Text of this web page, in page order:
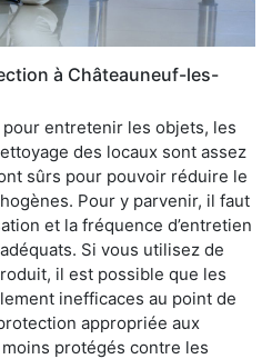
à Châteauneuf-les-
entretenir les objets, les
des locaux sont assez
sûrs pour pouvoir réduire le
Pour y parvenir, il faut
et la fréquence d’entretien
Si vous utilisez de
il est possible que les
inefficaces au point de
appropriée aux
protégés contre les